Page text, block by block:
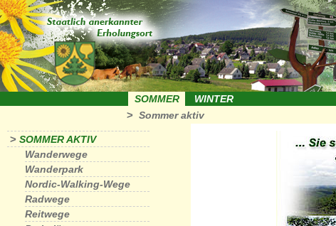
SOMMER WINTER
> Sommer aktiv
> SOMMER AKTIV
Wanderwege
Wanderpark
Nordic-Walking-Wege
Radwege
Reitwege